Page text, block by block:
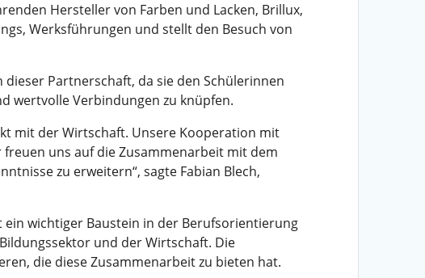
Hersteller von Farben und Lacken, Brillux,
Werksführungen und stellt den Besuch von
Partnerschaft, da sie den Schülerinnen
wertvolle Verbindungen zu knüpfen.
mit der Wirtschaft. Unsere Kooperation mit
uns auf die Zusammenarbeit mit dem
zu erweitern“, sagte Fabian Blech,
wichtiger Baustein in der Berufsorientierung
und der Wirtschaft. Die
die diese Zusammenarbeit zu bieten hat.